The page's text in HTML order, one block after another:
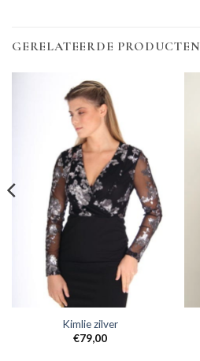
GERELATEERDE PRODUCTEN
Kimlie zilver
€79,00